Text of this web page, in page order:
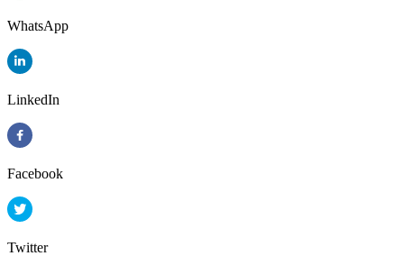
WhatsApp
LinkedIn
Facebook
Twitter